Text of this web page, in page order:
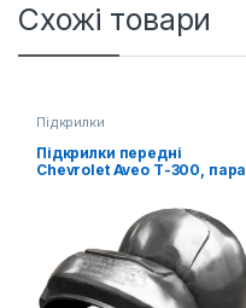
Схожі товари
Підкрилки
Підкрилки передні
Chevrolet Aveo Т-300, пара